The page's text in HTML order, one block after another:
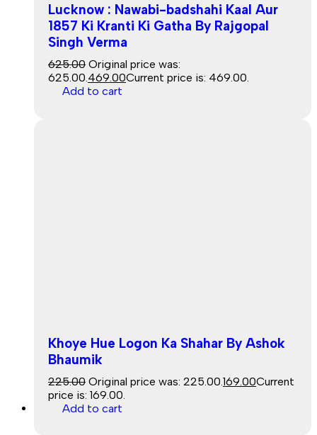
Sale
Lucknow : Nawabi-badshahi Kaal Aur
1857 Ki Kranti Ki Gatha By Rajgopal
Singh Verma
625.00 Original price was:
₹625.00. 469.00Current price is: ₹469.00.
Add to cart
Khoye Hue Logon Ka Shahar By Ashok
Bhaumik
225.00 Original price was: ₹225.00. 169.00Current
price is: ₹169.00.
Add to cart